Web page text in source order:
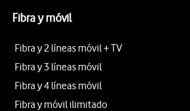
Fibra y móvil
Fibra y 2 líneas móvil + TV
Fibra y 3 líneas móvil
Fibra y 4 líneas móvil
Fibra y móvil ilimitado